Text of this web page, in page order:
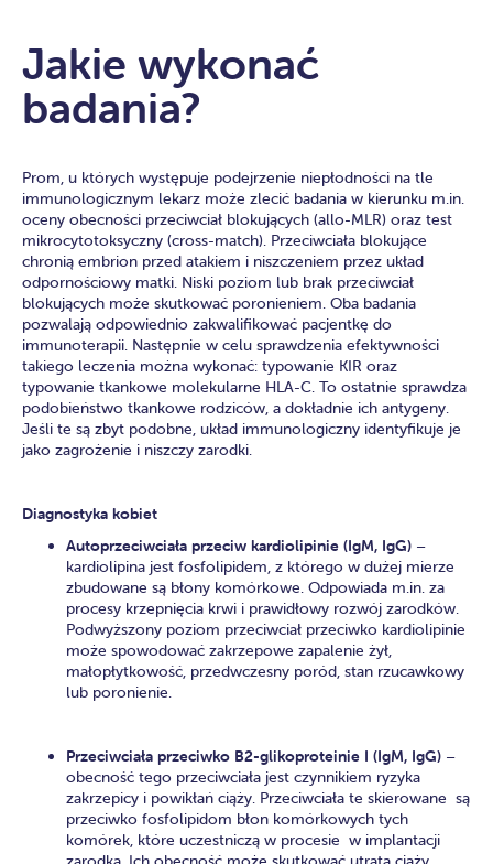
Jakie wykonać
badania?
Prom, u których występuje podejrzenie niepłodności na tle
immunologicznym lekarz może zlecić badania w kierunku m.in.
oceny obecności przeciwciał blokujących (allo-MLR) oraz test
mikrocytotoksyczny (cross-match). Przeciwciała blokujące
chronią embrion przed atakiem i niszczeniem przez układ
odpornościowy matki. Niski poziom lub brak przeciwciał
blokujących może skutkować poronieniem. Oba badania
pozwalają odpowiednio zakwalifikować pacjentkę do
immunoterapii. Następnie w celu sprawdzenia efektywności
takiego leczenia można wykonać: typowanie KIR oraz
typowanie tkankowe molekularne HLA-C. To ostatnie sprawdza
podobieństwo tkankowe rodziców, a dokładnie ich antygeny.
Jeśli te są zbyt podobne, układ immunologiczny identyfikuje je
jako zagrożenie i niszczy zarodki.
Diagnostyka kobiet
Autoprzeciwciała przeciw kardiolipinie (IgM, IgG) –
kardiolipina jest fosfolipidem, z którego w dużej mierze
zbudowane są błony komórkowe. Odpowiada m.in. za
procesy krzepnięcia krwi i prawidłowy rozwój zarodków.
Podwyższony poziom przeciwciał przeciwko kardiolipinie
może spowodować zakrzepowe zapalenie żył,
małopłytkowość, przedwczesny poród, stan rzucawkowy
lub poronienie.
Przeciwciała przeciwko B2-glikoproteinie I (IgM, IgG) –
obecność tego przeciwciała jest czynnikiem ryzyka
zakrzepicy i powikłań ciąży. Przeciwciała te skierowane są
przeciwko fosfolipidom błon komórkowych tych
komórek, które uczestniczą w procesie w implantacji